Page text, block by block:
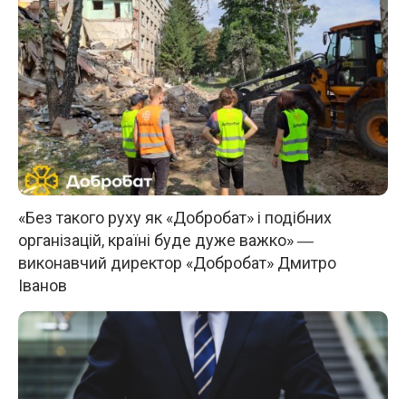
«Без такого руху як «Добробат» і подібних
організацій, країні буде дуже важко» ―
виконавчий директор «Добробат» Дмитро
Іванов